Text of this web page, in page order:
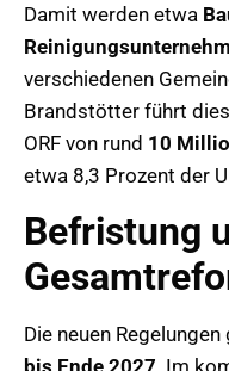
Damit werden etwa
verschiedenen
Brandstötter führt
ORF von rund 10
etwa 8,3 Prozent der
Befristung
Die neuen